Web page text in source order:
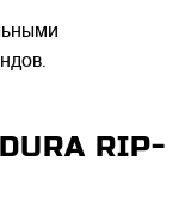
RIP-